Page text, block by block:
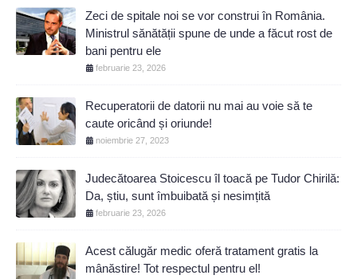
Zeci de spitale noi se vor construi în România.
Ministrul sănătății spune de unde a făcut rost de
bani pentru ele
februarie 23, 2026
Recuperatorii de datorii nu mai au voie să te
caute oricând și oriunde!
noiembrie 27, 2023
Judecătoarea Stoicescu îl toacă pe Tudor Chirilă:
Da, știu, sunt îmbuibată și nesimțită
februarie 23, 2026
Acest călugăr medic oferă tratament gratis la
mânăstire! Tot respectul pentru el!